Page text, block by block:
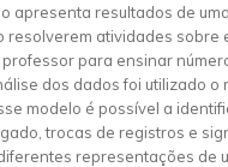
apresenta resultados de
resolverem atividades
para ensinar
dos dados foi utilizado
modelo é possível a
trocas de registros e
representações de